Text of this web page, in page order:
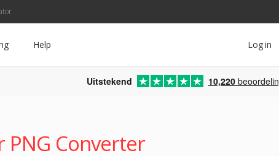
Log in
Help
Uitstekend 10,220
PNG Converter